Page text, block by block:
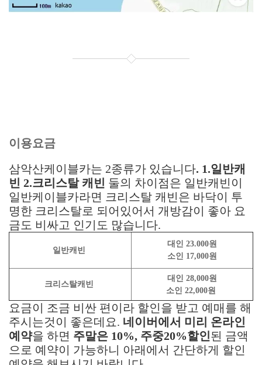
이용요금
삼악산케이블카는 2종류가 있습니다. 1.일반캐
빈 2.크리스탈 캐빈 둘의 차이점은 일반캐빈이
일반케이블카라면 크리스탈 캐빈은 바닥이 투
명한 크리스탈로 되어있어서 개방감이 좋아 요
금도 비싸고 인기도 많습니다.
일반캐빈
대인 23.000원
소인 17,000원
크리스탈캐빈
대인 28,000원
소인 22,000원
요금이 조금 비싼 편이라 할인을 받고 예매를 해
주시는것이 좋은데요. 네이버에서 미리 온라인
예약을 하면 주말은 10%, 주중20%할인된 금액
으로 예약이 가능하니 아래에서 간단하게 할인